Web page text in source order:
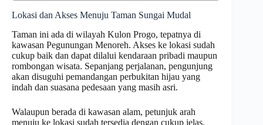
Lokasi dan Akses Menuju Taman Sungai Mudal
Taman ini ada di wilayah Kulon Progo, tepatnya di
kawasan Pegunungan Menoreh. Akses ke lokasi sudah
cukup baik dan dapat dilalui kendaraan pribadi maupun
rombongan wisata. Sepanjang perjalanan, pengunjung
akan disuguhi pemandangan perbukitan hijau yang
indah dan suasana pedesaan yang masih asri.
Walaupun berada di kawasan alam, petunjuk arah
menuju ke lokasi sudah tersedia dengan cukup jelas.